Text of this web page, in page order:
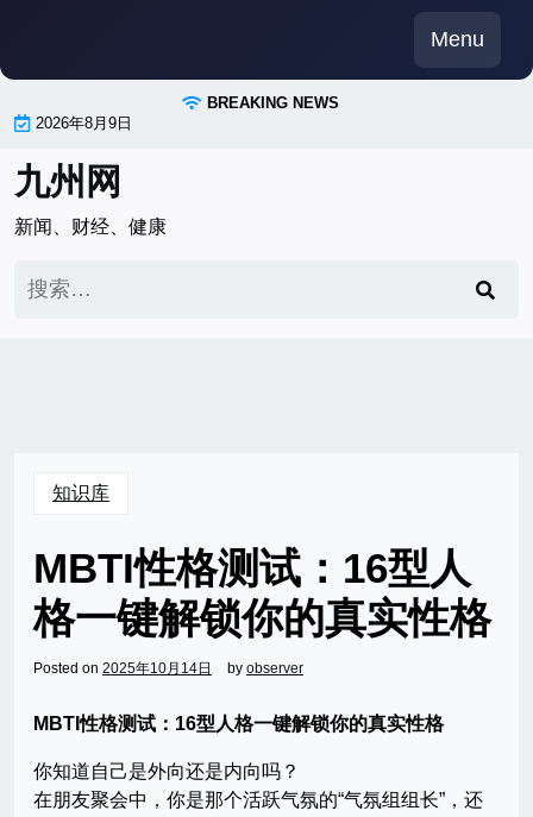
content
Menu
BREAKING NEWS
2026年8月9日
九州网
新闻、财经、健康
索：
知识库
MBTI性格测试：16型人
格一键解锁你的真实性格
Posted on 2025年10月14日 by observer
MBTI性格测试：16型人格一键解锁你的真实性格
你知道自己是外向还是内向吗？
在朋友聚会中，你是那个活跃气氛的“气氛组组长”，还